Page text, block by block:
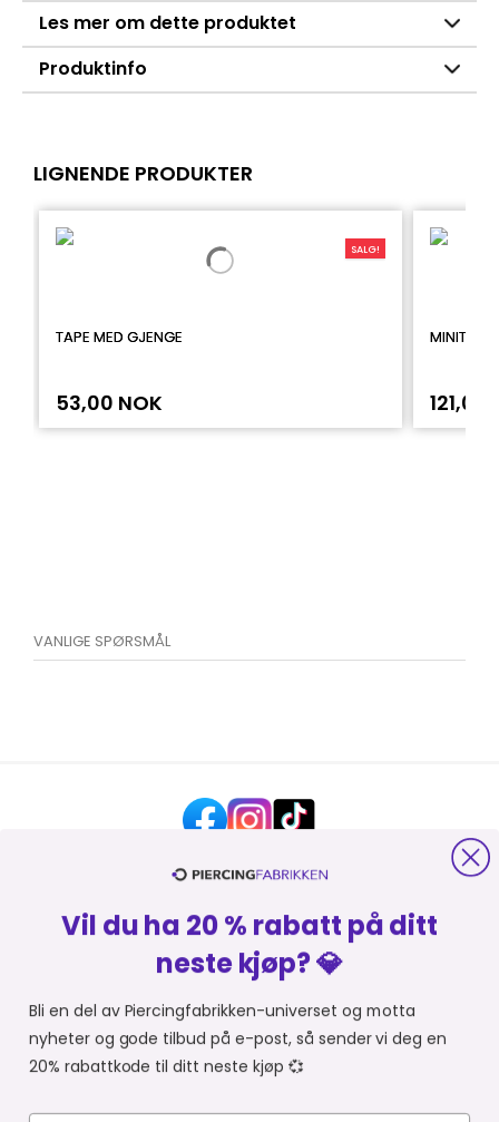
Les mer om dette produktet
Produktinfo
LIGNENDE PRODUKTER
SALG!
TAPE MED GJENGE
53,00 NOK 121,00
VANLIGE SPØRSMÅL
HJELP OG KONTAKT
OM PIERCINGFABRIKKEN
MER FRA PIERCINGFABRIKKEN
Vil du ha 20 % rabatt på ditt
neste kjøp? 💎
Bli en del av Piercingfabrikken-universet og motta
nyheter og gode tilbud på e-post, så sender vi deg en
20% rabattkode til ditt neste kjøp 💞